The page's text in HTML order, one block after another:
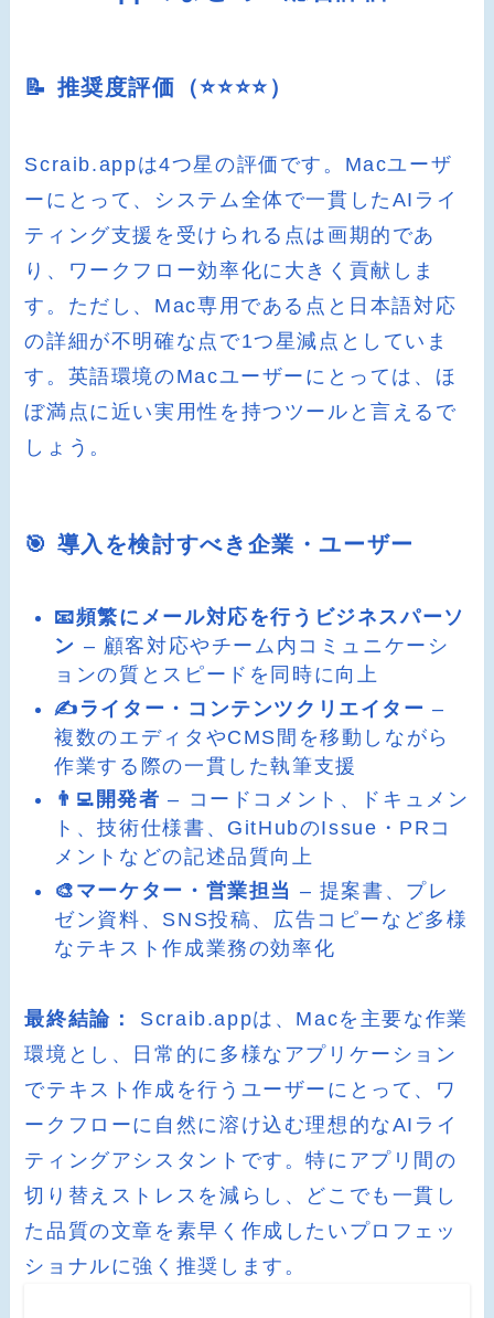
📝 推奨度評価（⭐️⭐️⭐️⭐️）
Scraib.appは4つ星の評価です。Macユーザ
ーにとって、システム全体で一貫したAIライ
ティング支援を受けられる点は画期的であ
り、ワークフロー効率化に大きく貢献しま
す。ただし、Mac専用である点と日本語対応
の詳細が不明確な点で1つ星減点としていま
す。英語環境のMacユーザーにとっては、ほ
ぼ満点に近い実用性を持つツールと言えるで
しょう。
🎯 導入を検討すべき企業・ユーザー
📧頻繁にメール対応を行うビジネスパーソ
ン – 顧客対応やチーム内コミュニケーシ
ョンの質とスピードを同時に向上
✍️ライター・コンテンツクリエイター –
複数のエディタやCMS間を移動しながら
作業する際の一貫した執筆支援
👨‍💻開発者 – コードコメント、ドキュメン
ト、技術仕様書、GitHubのIssue・PRコ
メントなどの記述品質向上
🎨マーケター・営業担当 – 提案書、プレ
ゼン資料、SNS投稿、広告コピーなど多様
なテキスト作成業務の効率化
最終結論：
Scraib.appは、Macを主要な作業
環境とし、日常的に多様なアプリケーション
でテキスト作成を行うユーザーにとって、ワ
ークフローに自然に溶け込む理想的なAIライ
ティングアシスタントです。特にアプリ間の
切り替えストレスを減らし、どこでも一貫し
た品質の文章を素早く作成したいプロフェッ
ショナルに強く推奨します。